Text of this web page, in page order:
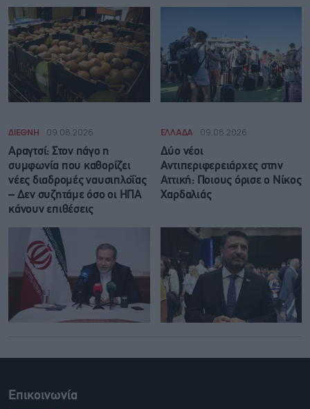
ΔΙΕΘΝΗ 09.08.2026
Αραγτσί: Στον πάγο η
συμφωνία που καθορίζει
νέες διαδρομές ναυσιπλοΐας
– Δεν συζητάμε όσο οι ΗΠΑ
κάνουν επιθέσεις
ΕΛΛΑΔΑ 09.08.2026
Δύο νέοι
Αντιπεριφερειάρχες στην
Αττική: Ποιους όρισε ο Νίκος
Χαρδαλιάς
Επικοινωνία